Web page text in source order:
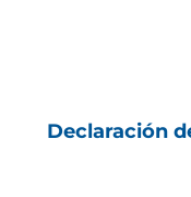
Declaración